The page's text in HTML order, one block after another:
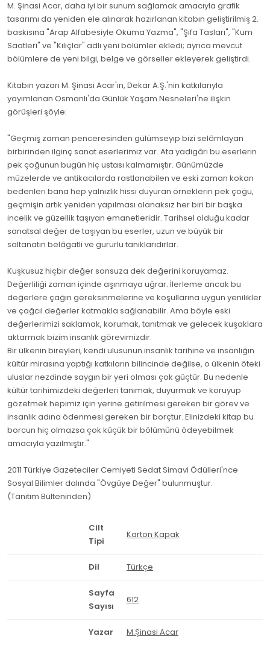
M. Şinasi Acar, daha iyi bir sunum sağlamak amacıyla grafik
tasarımı da yeniden ele alınarak hazırlanan kitabın geliştirilmiş 2.
baskısına "Arap Alfabesiyle Okuma Yazma", "Şifa Tasları", "Kum
Saatleri" ve "Kılıçlar" adlı yeni bölümler ekledi; ayrıca mevcut
bölümlere de yeni bilgi, belge ve görseller ekleyerek geliştirdi.
Kitabın yazarı M. Şinasi Acar'ın, Dekar A.Ş.'nin katkılarıyla
yayımlanan Osmanlı'da Günlük Yaşam Nesneleri'ne ilişkin
görüşleri şöyle:
"Geçmiş zaman penceresinden gülümseyip bizi selâmlayan
birbirinden ilginç sanat eserlerimiz var. Ata yadigârı bu eserlerin
pek çoğunun bugün hiç ustası kalmamıştır. Günümüzde
müzelerde ve antikacılarda rastlanabilen ve eski zaman kokan
bedenleri bana hep yalnızlık hissi duyuran örneklerin pek çoğu,
geçmişin artık yeniden yapılması olanaksız her biri bir başka
incelik ve güzellik taşıyan emanetleridir. Tarihsel olduğu kadar
sanatsal değer de taşıyan bu eserler, uzun ve büyük bir
saltanatın belâgatli ve gururlu tanıklarıdırlar.
Kuşkusuz hiçbir değer sonsuza dek değerini koruyamaz.
Değerliliği zaman içinde aşınmaya uğrar. İlerleme ancak bu
değerlere çağın gereksinmelerine ve koşullarına uygun yenilikler
ve çağcıl değerler katmakla sağlanabilir. Ama böyle eski
değerlerimizi saklamak, korumak, tanıtmak ve gelecek kuşaklara
aktarmak bizim insanlık görevimizdir.
Bir ülkenin bireyleri, kendi ulusunun insanlık tarihine ve insanlığın
kültür mirasına yaptığı katkıların bilincinde değilse, o ülkenin öteki
uluslar nezdinde saygın bir yeri olması çok güçtür. Bu nedenle
kültür tarihimizdeki değerleri tanımak, duyurmak ve koruyup
gözetmek hepimiz için yerine getirilmesi gereken bir görev ve
insanlık adına ödenmesi gereken bir borçtur. Elinizdeki kitap bu
borcun hiç olmazsa çok küçük bir bölümünü ödeyebilmek
amacıyla yazılmıştır."
2011 Türkiye Gazeteciler Cemiyeti Sedat Simavi Ödülleri'nce
Sosyal Bilimler dalında "Övgüye Değer" bulunmuştur.
(Tanıtım Bülteninden)
Cilt
Tipi
Karton Kapak
Dil Türkçe
Sayfa
Sayısı
612
Yazar M.Şinasi Acar